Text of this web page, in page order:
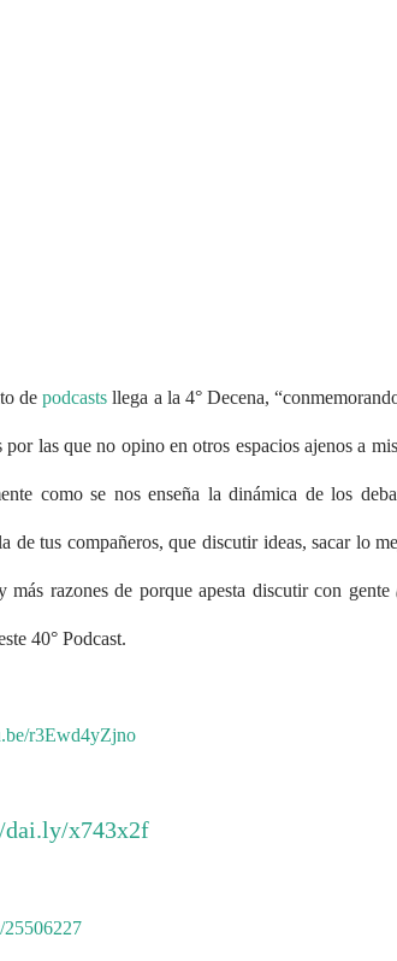
depodcasts llega a la 4° Decena,
las que no opino en otros espacios ajenos a mis
como se nos enseña la dinámica de los
tus compañeros, que discutir ideas, sacar lo
razones de porque apesta discutir con gente
40° Podcast.
r3Ewd4yZjno
dai.ly/x743x2f
25506227